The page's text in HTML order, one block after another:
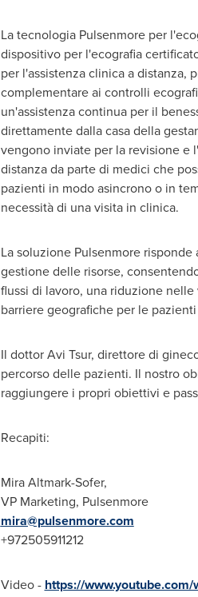
La tecnologia Pulsenmore per
dispositivo per l'ecografia
per l'assistenza clinica a distanza,
complementare ai controlli
un'assistenza continua per il
direttamente dalla casa della
vengono inviate per la revisione e
distanza da parte di medici che
pazienti in modo asincrono o in
necessità di una visita in clinica.
La soluzione Pulsenmore
gestione delle risorse,
flussi di lavoro, una riduzione
barriere geografiche per le
Il dottorAvi Tsur, direttore di
percorso delle pazienti. Il nostro
raggiungere i propri obiettivi e
Recapiti:
Mira Altmark-Sofer,
VP Marketing, Pulsenmore
mira@pulsenmore.com
+972505911212
Video - https://www.youtube.com/